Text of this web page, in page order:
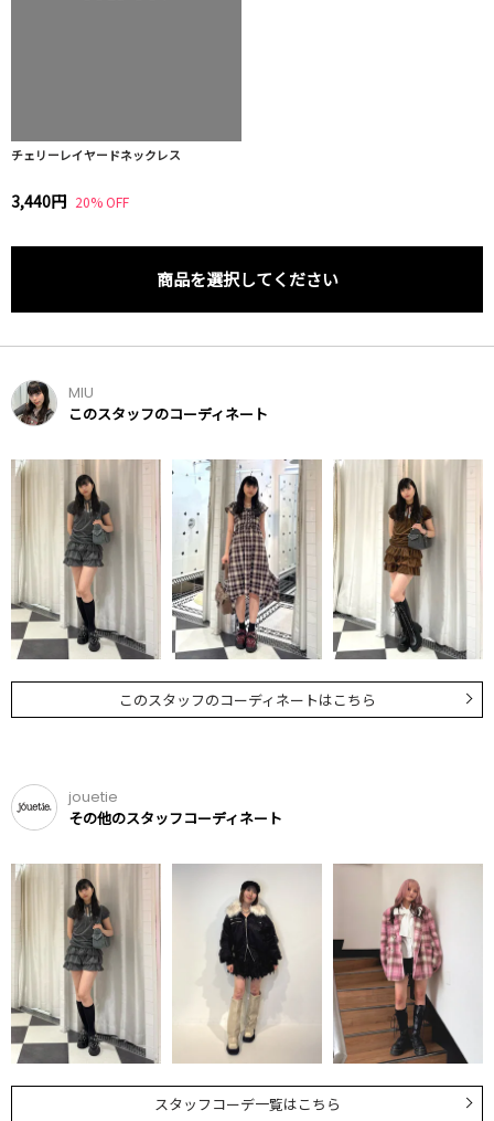
チェリーレイヤードネックレス
3,440円 20% OFF
商品を選択してください
MIU
このスタッフのコーディネート
このスタッフのコーディネートはこちら
jouetie
その他のスタッフコーディネート
スタッフコーデ一覧はこちら